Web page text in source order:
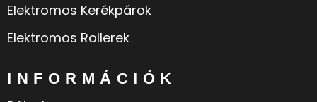
Elektromos Kerékpárok
Elektromos Rollerek
INFORMÁCIÓK